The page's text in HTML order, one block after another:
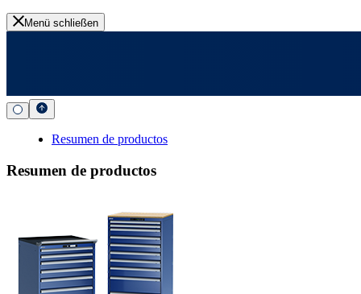
Menü schließen
Resumen de productos
Resumen de productos